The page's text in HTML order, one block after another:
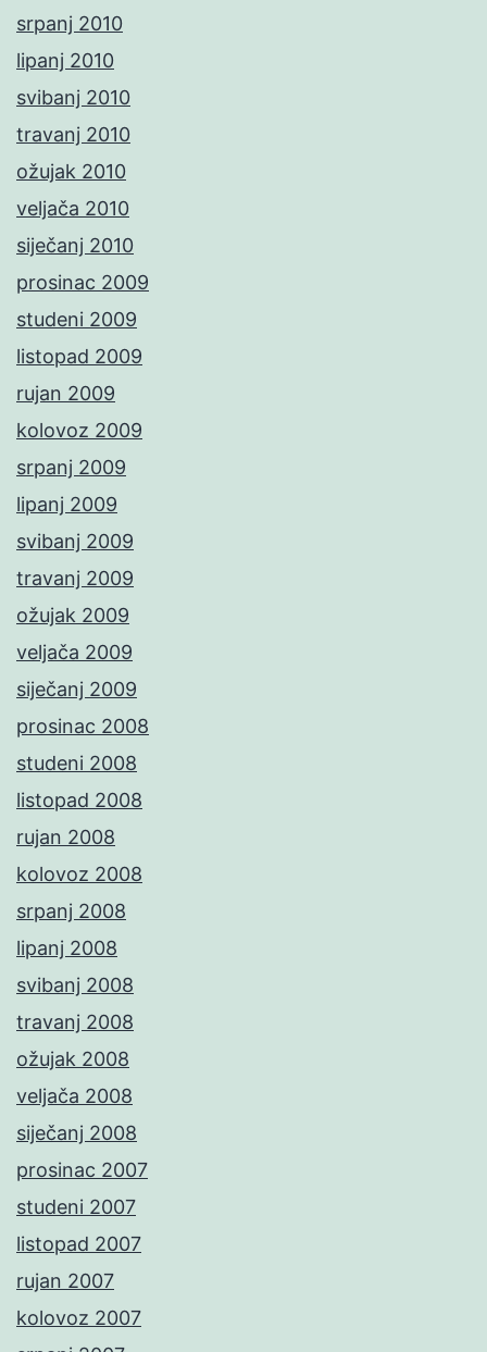
srpanj 2010
lipanj 2010
svibanj 2010
travanj 2010
ožujak 2010
veljača 2010
siječanj 2010
prosinac 2009
studeni 2009
listopad 2009
rujan 2009
kolovoz 2009
srpanj 2009
lipanj 2009
svibanj 2009
travanj 2009
ožujak 2009
veljača 2009
siječanj 2009
prosinac 2008
studeni 2008
listopad 2008
rujan 2008
kolovoz 2008
srpanj 2008
lipanj 2008
svibanj 2008
travanj 2008
ožujak 2008
veljača 2008
siječanj 2008
prosinac 2007
studeni 2007
listopad 2007
rujan 2007
kolovoz 2007